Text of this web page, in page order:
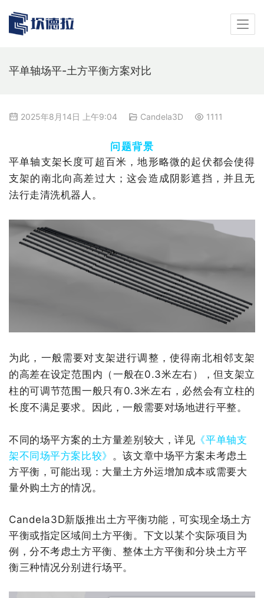
平单轴场平-土方平衡方案对比
2025年8月14日 上午9:04 Candela3D 1111
问题背景
平单轴支架长度可超百米，地形略微的起伏都会使得
支架的南北向高差过大；这会造成阴影遮挡，并且无
法行走清洗机器人。
为此，一般需要对支架进行调整，使得南北相邻支架
的高差在设定范围内（一般在0.3米左右），但支架立
柱的可调节范围一般只有0.3米左右，必然会有立柱的
长度不满足要求。因此，一般需要对场地进行平整。
不同的场平方案的土方量差别较大，详见 《平单轴支
架不同场平方案比较》 。该文章中场平方案未考虑土
方平衡，可能出现：大量土方外运增加成本或需要大
量外购土方的情况。
Candela3D新版推出土方平衡功能，可实现全场土方
平衡或指定区域间土方平衡。下文以某个实际项目为
例，分不考虑土方平衡、整体土方平衡和分块土方平
衡三种情况分别进行场平。